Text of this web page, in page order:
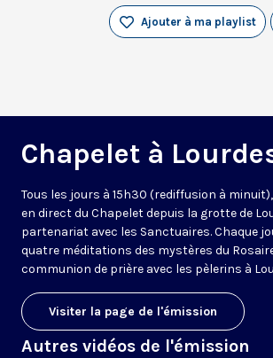
Ajouter à ma playlist
Chapelet à
Tous les jours à 15h30 (rediffusion à
en direct du Chapelet depuis la grotte de
partenariat avec les Sanctuaires. Chaque
quatre méditations des mystères du
communion de prière avec les pèlerins à
Visiter la page de l'émission
Autres vidéos de l'émission